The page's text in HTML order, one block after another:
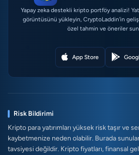
Yapay zeka destekli kripto portföy analizi!
görüntüsünü yükleyin, CryptoLaddin'in
özel tahmin ve öneriler
App Store
Risk Bildirimi
Kripto para yatırımları yüksek risk taşır ve
kaybetmenize neden olabilir. Burada
tavsiyesi değildir. Kripto fiyatları, finansal